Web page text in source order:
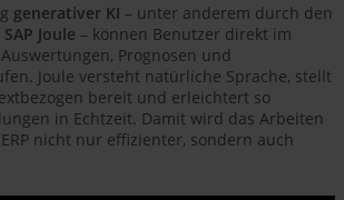
generativer KI – unter anderem durch den
SAP Joule – können Benutzer direkt im
Prognosen und
Joule versteht natürliche Sprache, stellt
bereit und erleichtert so
in Echtzeit. Damit wird das Arbeiten
nicht nur effizienter, sondern auch